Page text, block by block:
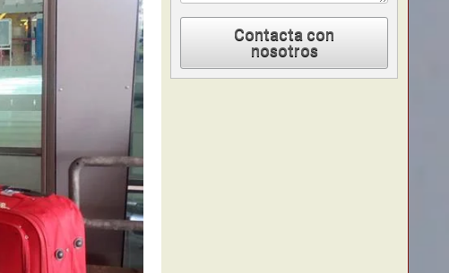
Contacta con
nosotros